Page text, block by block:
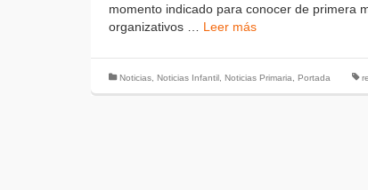
momento indicado para conocer de primera
organizativos … Leer más
Noticias Noticias Infantil Noticias Primaria Portada